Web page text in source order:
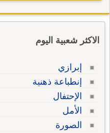
الاكثر شعبية اليوم
إبرازي
إنطباعة ذهنية
الإحتفال
الأمل
الصورة